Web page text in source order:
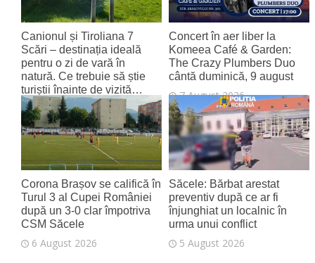
Canionul și Tiroliana 7
Scări – destinația ideală
pentru o zi de vară în
natură. Ce trebuie să știe
turiștii înainte de vizită…
7 August 2026
Concert în aer liber la
Komeea Café & Garden:
The Crazy Plumbers Duo
cântă duminică, 9 august
7 August 2026
Corona Brașov se califică în
Turul 3 al Cupei României
după un 3-0 clar împotriva
CSM Săcele
6 August 2026
Săcele: Bărbat arestat
preventiv după ce ar fi
înjunghiat un localnic în
urma unui conflict
5 August 2026